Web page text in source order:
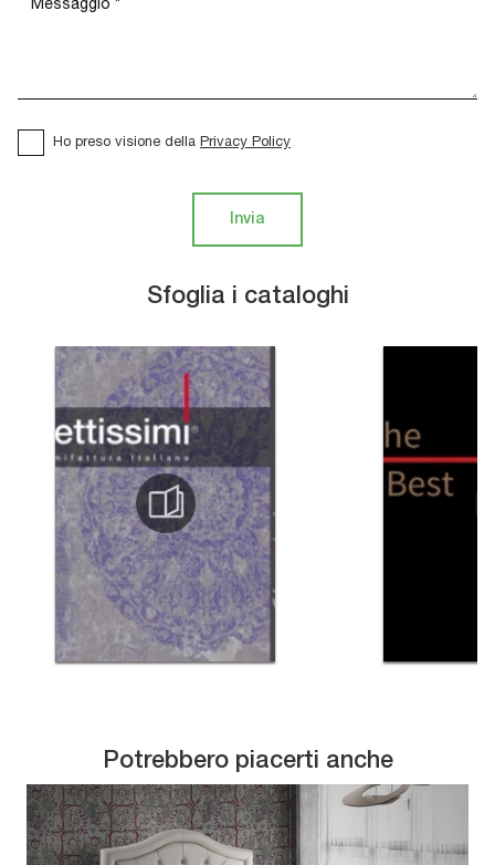
Sfoglia i cataloghi
Ho preso visione della Privacy Policy
Invia
Potrebbero piacerti anche